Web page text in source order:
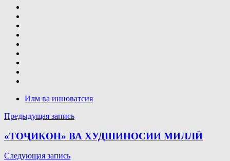
Илм ва инноватсия
Навигация
по
записям
Предыдущая запись
«ТОҶИКОН» ВА ХУДШИНОСИИ МИЛЛӢ
Следующая запись